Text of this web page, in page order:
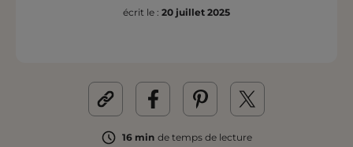
écrit le : 20 juillet 2025
16 min de temps de lecture